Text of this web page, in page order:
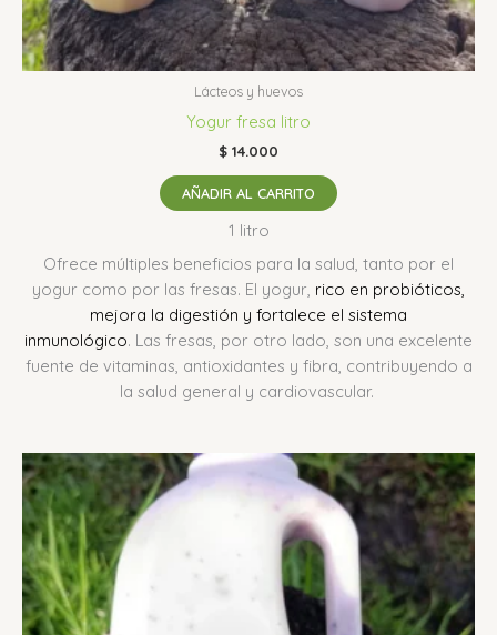
Lácteos y huevos
Yogur fresa litro
$ 14.000
AÑADIR AL CARRITO
1 litro
Ofrece múltiples beneficios para la salud, tanto por el
yogur como por las fresas. El yogur, rico en probióticos,
mejora la digestión y fortalece el sistema
inmunológico. Las fresas, por otro lado, son una excelente
fuente de vitaminas, antioxidantes y fibra, contribuyendo a
la salud general y cardiovascular.